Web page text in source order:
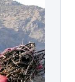
بين الأطباء
جانب الهيئة
هذه
الرقمي،